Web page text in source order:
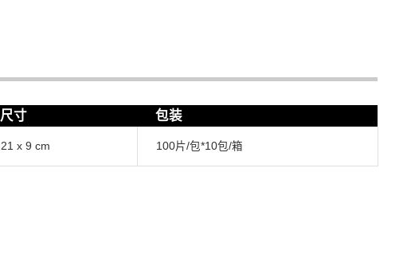
尺寸 包装
21 x 9 cm 100片/包*10包/箱